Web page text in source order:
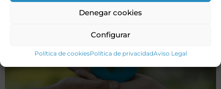
Denegar cookies
Configurar
Política de cookiesPolítica de privacidadAviso Legal